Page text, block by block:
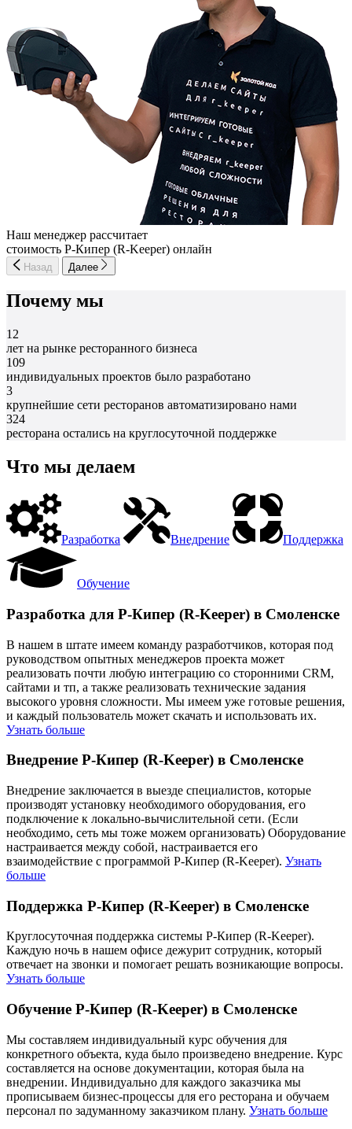
Наш менеджер рассчитает
стоимость Р-Кипер (R-Keeper) онлайн
Назад Далее
Почему мы
12
лет на рынке ресторанного бизнеса
109
индивидуальных проектов было разработано
3
крупнейшие сети ресторанов автоматизировано нами
324
ресторана остались на круглосуточной поддержке
Что мы делаем
Разработка Внедрение Поддержка
Обучение
Разработка для Р-Кипер (R-Keeper) в Смоленске
В нашем в штате имеем команду разработчиков, которая под
руководством опытных менеджеров проекта может
реализовать почти любую интеграцию со сторонними CRM,
сайтами и тп, а также реализовать технические задания
высокого уровня сложности. Мы имеем уже готовые решения,
и каждый пользователь может скачать и использовать их.
Узнать больше
Внедрение Р-Кипер (R-Keeper) в Смоленске
Внедрение заключается в выезде специалистов, которые
производят установку необходимого оборудования, его
подключение к локально-вычислительной сети. (Если
необходимо, сеть мы тоже можем организовать) Оборудование
настраивается между собой, настраивается его
взаимодействие с программой Р-Кипер (R-Keeper). Узнать
больше
Поддержка Р-Кипер (R-Keeper) в Смоленске
Круглосуточная поддержка системы Р-Кипер (R-Keeper).
Каждую ночь в нашем офисе дежурит сотрудник, который
отвечает на звонки и помогает решать возникающие вопросы.
Узнать больше
Обучение Р-Кипер (R-Keeper) в Смоленске
Мы составляем индивидуальный курс обучения для
конкретного объекта, куда было произведено внедрение. Курс
составляется на основе документации, которая была на
внедрении. Индивидуально для каждого заказчика мы
прописываем бизнес-процессы для его ресторана и обучаем
персонал по задуманному заказчиком плану. Узнать больше